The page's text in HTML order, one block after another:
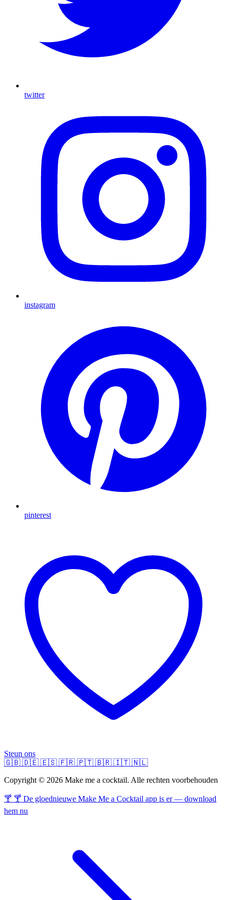
twitter
instagram
pinterest
Steun ons
🇬🇧 🇩🇪 🇪🇸 🇫🇷 🇵🇹 🇧🇷 🇮🇹 🇳🇱
Copyright © 2026 Make me a cocktail. Alle rechten voorbehouden
🍸 🍸 De gloednieuwe Make Me a Cocktail app is er — download
hem nu